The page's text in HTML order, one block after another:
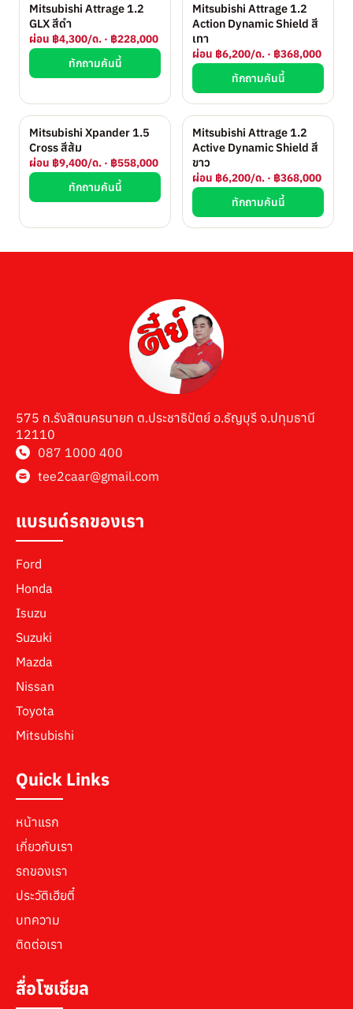
Mitsubishi Attrage 1.2
GLX สีดำ
ผ่อน ฿4,300/ด. · ฿228,000
ทักถามคันนี้
Mitsubishi Attrage 1.2
Action Dynamic Shield สี
เทา
ผ่อน ฿6,200/ด. · ฿368,000
ทักถามคันนี้
Mitsubishi Xpander 1.5
Cross สีส้ม
ผ่อน ฿9,400/ด. · ฿558,000
ทักถามคันนี้
Mitsubishi Attrage 1.2
Active Dynamic Shield สี
ขาว
ผ่อน ฿6,200/ด. · ฿368,000
ทักถามคันนี้
575 ถ.รังสิตนครนายก ต.ประชาธิปัตย์ อ.ธัญบุรี จ.ปทุมธานี
12110
087 1000 400
tee2caar@gmail.com
แบรนด์รถของเรา
Ford
Honda
Isuzu
Suzuki
Mazda
Nissan
Toyota
Mitsubishi
Quick Links
หน้าแรก
เกี่ยวกับเรา
รถของเรา
ประวัติเฮียตี๋
บทความ
ติดต่อเรา
สื่อโซเชียล